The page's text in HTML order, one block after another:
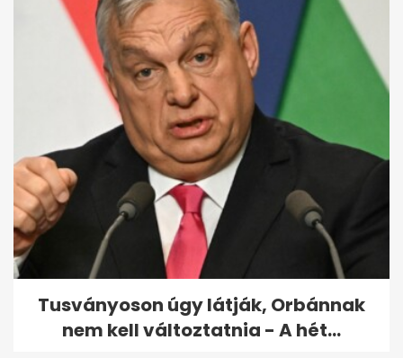
Portugál gályák miatt zártak
le strandokat...
Tusványoson úgy látják, Orbánnak
nem kell változtatnia - A hét...